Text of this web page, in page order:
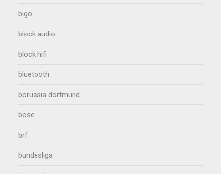
bigo
block audio
block hifi
bluetooth
borussia dortmund
bose
brf
bundesliga